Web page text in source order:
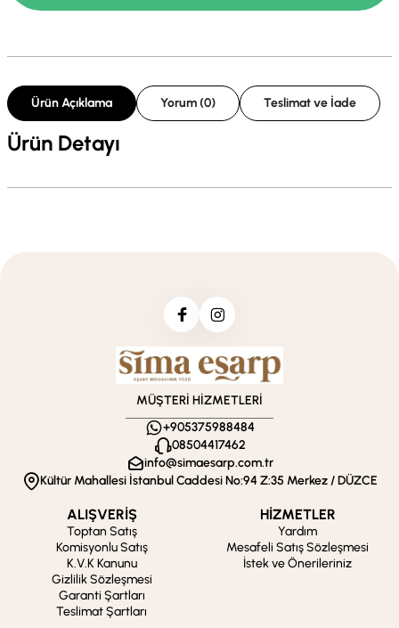
Ürün Açıklama Yorum (0) Teslimat ve İade
Ürün Detayı
MÜŞTERİ HİZMETLERİ
+905375988484
08504417462
info@simaesarp.com.tr
Kültür Mahallesi İstanbul Caddesi No:94 Z:35 Merkez / DÜZCE
ALIŞVERİŞ
Toptan Satış
Komisyonlu Satış
K.V.K Kanunu
Gizlilik Sözleşmesi
Garanti Şartları
Teslimat Şartları
HİZMETLER
Yardım
Mesafeli Satış Sözleşmesi
İstek ve Önerileriniz